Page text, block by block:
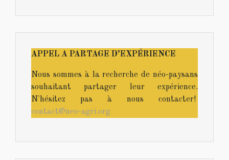
APPEL A PARTAGE D’EXPÉRIENCE
Nous sommes à la recherche de néo-paysans
souhaitant partager leur expérience.
N'hésitez pas à nous contacter!
contact@neo-agri.org